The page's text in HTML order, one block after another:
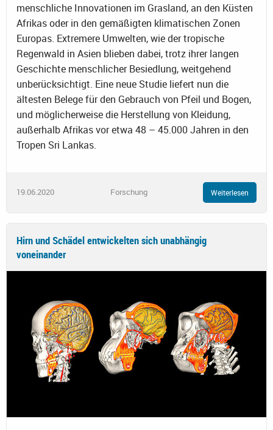
menschliche Innovationen im Grasland, an den Küsten
Afrikas oder in den gemäßigten klimatischen Zonen
Europas. Extremere Umwelten, wie der tropische
Regenwald in Asien blieben dabei, trotz ihrer langen
Geschichte menschlicher Besiedlung, weitgehend
unberücksichtigt. Eine neue Studie liefert nun die
ältesten Belege für den Gebrauch von Pfeil und Bogen,
und möglicherweise die Herstellung von Kleidung,
außerhalb Afrikas vor etwa 48 – 45.000 Jahren in den
Tropen Sri Lankas.
19.06.2020 Forschung Weiterlesen
Hirn und Schädel entwickelten sich unabhängig
voneinander